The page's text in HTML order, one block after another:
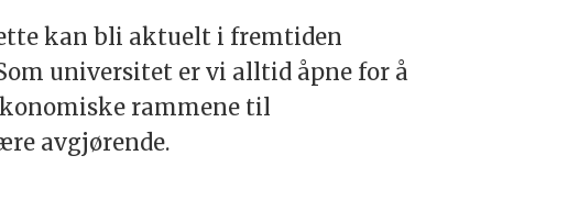
kan bli aktuelt i fremtiden
universitet er vi alltid åpne for å
rammene til
avgjørende.